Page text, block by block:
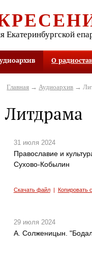
Екатеринбургской
О
Главная → Аудиоархив →
Литдрама
31 июля 2024
Православие и
Сухово-Кобылин
Скачать файл| Копировать
29 июля 2024
А. Солженицын.